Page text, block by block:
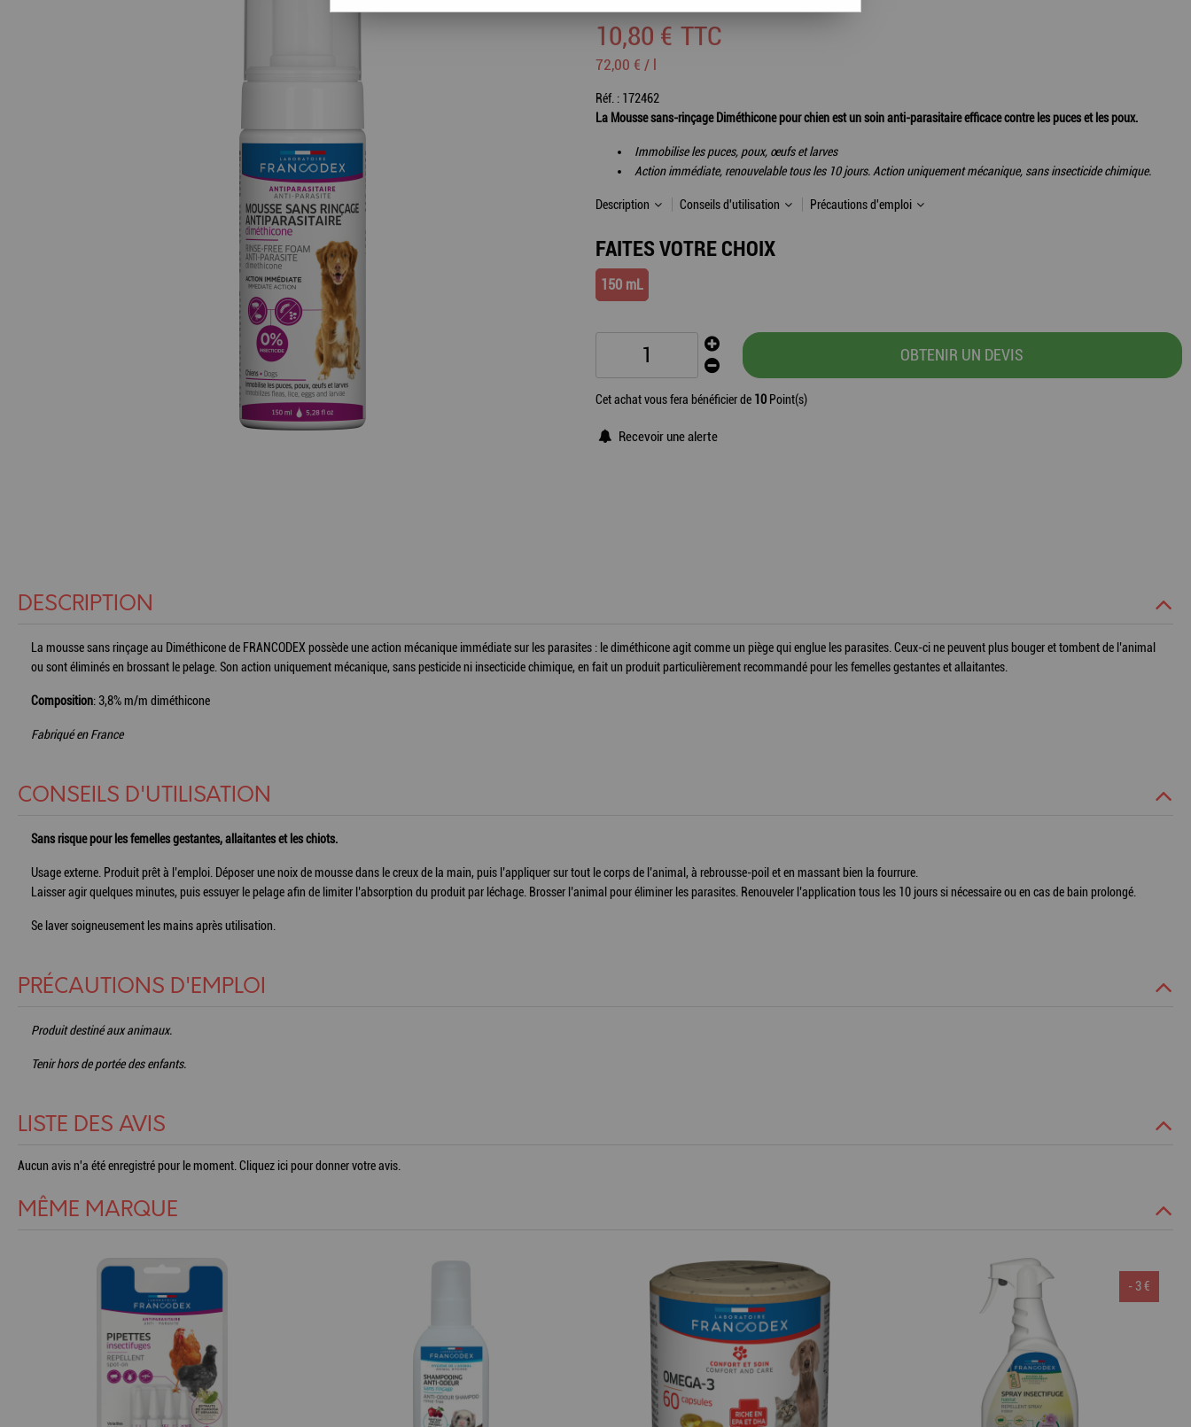
10,80 € TTC
72,00 € / l
Réf. : 172462
La Mousse sans-rinçage Diméthicone pour chien est un soin anti-parasitaire efficace contre les puces et les poux.
Immobilise les puces, poux, œufs et larves
Action immédiate, renouvelable tous les 10 jours. Action uniquement mécanique, sans insecticide chimique.
Description Conseils d'utilisation Précautions d'emploi
FAITES VOTRE CHOIX
150 mL
OBTENIR UN DEVIS
Cet achat vous fera bénéficier de 10 Point(s)
Recevoir une alerte
DESCRIPTION
La mousse sans rinçage au Diméthicone de FRANCODEX possède une action mécanique immédiate sur les parasites : le diméthicone agit comme un piège qui englue les parasites. Ceux-ci ne peuvent plus bouger et tombent de l’animal
ou sont éliminés en brossant le pelage. Son action uniquement mécanique, sans pesticide ni insecticide chimique, en fait un produit particulièrement recommandé pour les femelles gestantes et allaitantes.
Composition: 3,8% m/m diméthicone
Fabriqué en France
CONSEILS D'UTILISATION
Sans risque pour les femelles gestantes, allaitantes et les chiots.
Usage externe. Produit prêt à l’emploi. Déposer une noix de mousse dans le creux de la main, puis l’appliquer sur tout le corps de l’animal, à rebrousse-poil et en massant bien la fourrure.
Laisser agir quelques minutes, puis essuyer le pelage afin de limiter l’absorption du produit par léchage. Brosser l’animal pour éliminer les parasites. Renouveler l’application tous les 10 jours si nécessaire ou en cas de bain prolongé.
Se laver soigneusement les mains après utilisation.
PRÉCAUTIONS D'EMPLOI
Produit destiné aux animaux.
Tenir hors de portée des enfants.
LISTE DES AVIS
Aucun avis n'a été enregistré pour le moment. Cliquez ici pour donner votre avis.
MÊME MARQUE
- 3 €